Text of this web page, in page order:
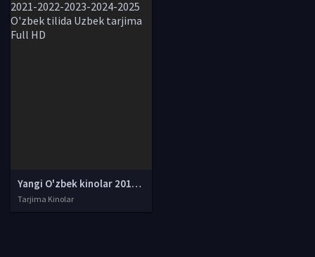
Yangi O'zbek kinolar 2010-2011-2012-2013-2014-2015-2016-2017-2018-2019-2020-2021-2022-2023-2024-2025 O'zbek tilida Uzbek tarjima Full HD
Tarjima Kinolar